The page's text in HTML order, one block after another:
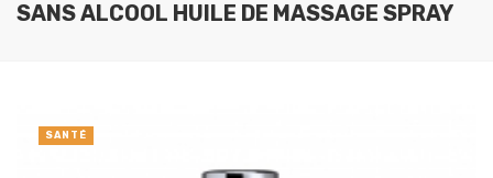
SANS ALCOOL HUILE DE MASSAGE SPRAY
SANTÉ